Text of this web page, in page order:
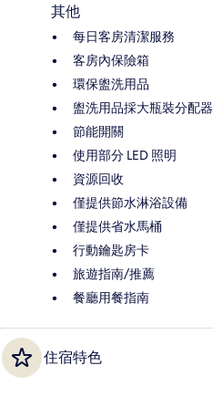
其他
每日客房清潔服務
客房內保險箱
環保盥洗用品
盥洗用品採大瓶裝分配器
節能開關
使用部分 LED 照明
資源回收
僅提供節水淋浴設備
僅提供省水馬桶
行動鑰匙房卡
旅遊指南/推薦
餐廳用餐指南
住宿特色